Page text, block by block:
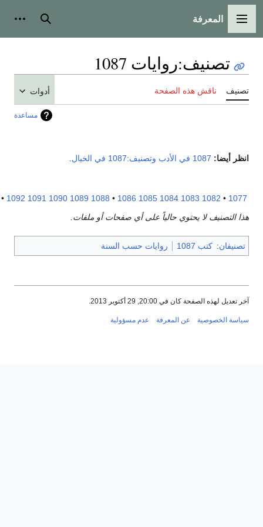
الرئيسية
المعرفة بحث أدوات
تصنيف:روايات 1087
ناقش هذه الصفحة
مساعدة
أيضا: 1087 في الأدب وتصنيف:1087 في الخيال .
•
1082
1083
1084
1085
1086
•
1088
1089
1090
1091
1092
•
1097
التصنيف لا يحتوي حالياً على أي صفحات أو ملفات.
: كتب 1087 روايات حسب السنة
لهذه الصفحة كان في 20:00, 29 أكتوبر 2013.
الخصوصية عن المعرفة عدم مسؤولية